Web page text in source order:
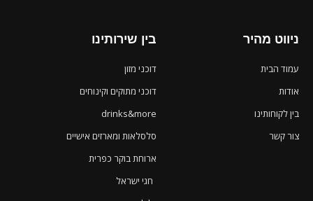
ניווט מהיר
עמוד הבית
אודות
בין לקוחותינו
צור קשר
בין שירותינו
דוכני מזון
דוכני מתוקים וקינוחים
drinks&more
סלסלאות ומארזים אישיים
ארוחת בוקר כפרית
חגי ישראל